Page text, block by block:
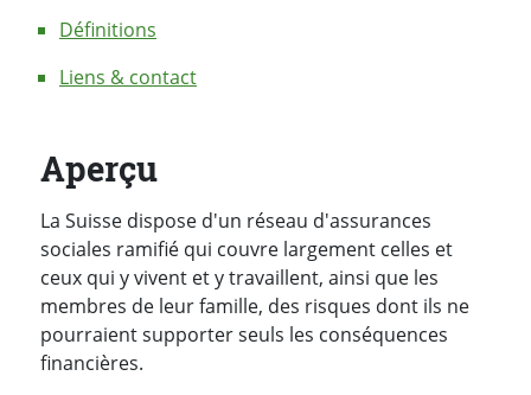
Définitions
Liens & contact
Aperçu
La Suisse dispose d'un réseau d'assurances
sociales ramifié qui couvre largement celles et
ceux qui y vivent et y travaillent, ainsi que les
membres de leur famille, des risques dont ils ne
pourraient supporter seuls les conséquences
financières.